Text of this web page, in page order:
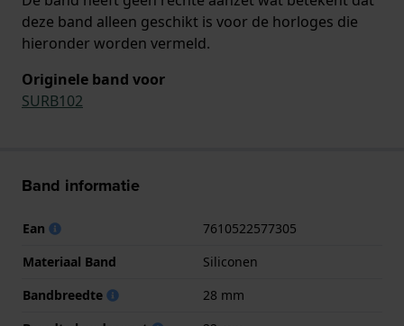
deze band alleen geschikt is voor de horloges die
hieronder worden vermeld.
Originele band voor
SURB102
Band informatie
Ean
7610522577305
Materiaal Band
Siliconen
Bandbreedte
28 mm